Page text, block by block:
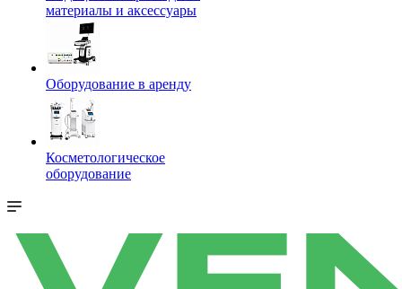
материалы и аксессуары
Оборудование в аренду
Косметологическое
оборудование